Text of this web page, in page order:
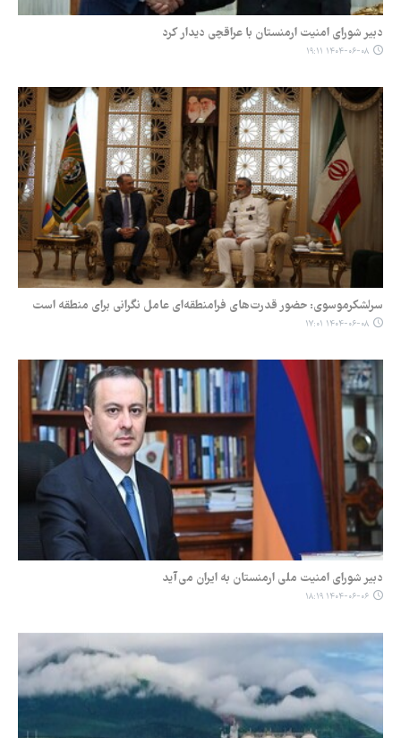
دبیر شورای امنیت ارمنستان با عراقچی دیدار کرد
۱۴۰۴-۰۶-۰۸ ۱۹:۱۱
سرلشکرموسوی: حضور قدرت‌های فرامنطقه‌ای عامل نگرانی برای منطقه است
۱۴۰۴-۰۶-۰۸ ۱۷:۰۱
دبیر شورای امنیت ملی ارمنستان به ایران می‌آید
۱۴۰۴-۰۶-۰۶ ۱۸:۱۹